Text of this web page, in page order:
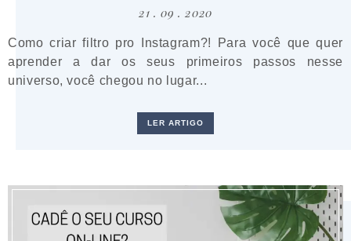
21 . 09 . 2020
Como criar filtro pro Instagram?! Para você que quer
aprender a dar os seus primeiros passos nesse
universo, você chegou no lugar...
LER ARTIGO